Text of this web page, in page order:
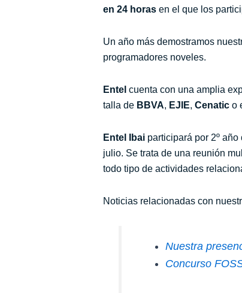
en 24 horas en el que los
Un año más demostramos
programadores noveles.
Entel cuenta con una amplia
talla de BBVA, EJIE, Cenatic o
Entel Ibai participará por 2º
julio. Se trata de una reunión
todo tipo de actividades
Noticias relacionadas con
Nuestra
Concurso